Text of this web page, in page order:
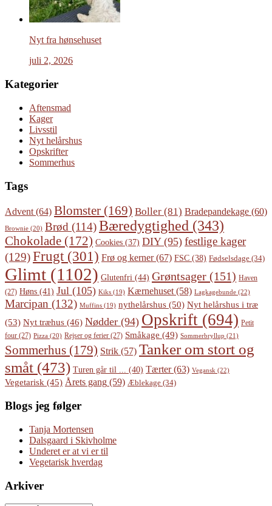
Nyt fra hønsehuset
juli 2, 2026
Kategorier
Aftensmad
Kager
Livsstil
Nyt helårshus
Opskrifter
Sommerhus
Tags
Advent (64) Blomster (169) Boller (81) Bradepandekage (60)
Brownie (20) Brød (114)Bæredygtighed (343)
Chokolade (172) Cookies (37) DIY(95) festlige kager
(129)Frugt(301) Frø og kerner(67) FSC (38) Fødselsdage (34)
Glimt (1102) Glutenfri (44) Grøntsager (151) Haven
(27) Høns (41) Jul (105) Kiks (19) Kærnehuset (58) Lagkagebunde (22)
Marcipan (132) Muffins (19) nythelårshus (50) Nyt helårshus i træ
(53) Nyt træhus (46) Nødder (94) Opskrift (694) Petit
four (27) Pizza (20) Rejser og ferier (27) Småkage (49) Sommerbryllup (21)
Sommerhus (179) Strik (57) Tanker om stort og
småt (473) Turen går til ... (40) Tærter(63) Vegansk (22)
Vegetarisk (45) Årets gang (59) Æblekage (34)
Blogs jeg følger
Tanja Mortensen
Dalsgaard i Skivholme
Underet er at vi er til
Vegetarisk hverdag
Arkiver